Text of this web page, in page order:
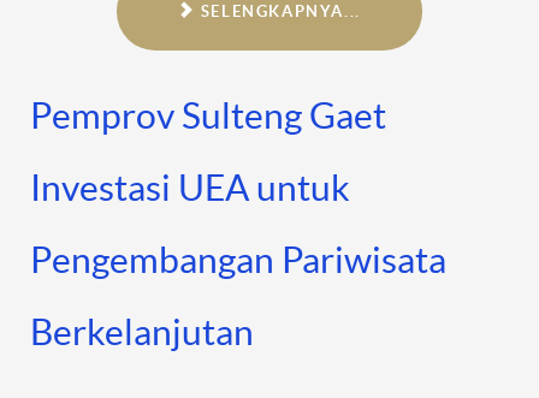
SELENGKAPNYA...
Pemprov Sulteng Gaet
Investasi UEA untuk
Pengembangan Pariwisata
Berkelanjutan